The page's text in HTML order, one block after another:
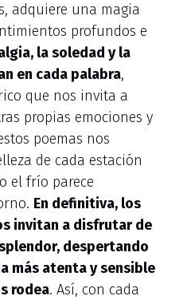
adquiere una magia
profundos e
la soledad y la
en cada palabra,
que nos invita a
propias emociones y
poemas nos
de cada estación
el frío parece
En definitiva, los
invitan a disfrutar de
despertando
más atenta y sensible
rodea. Así, con cada